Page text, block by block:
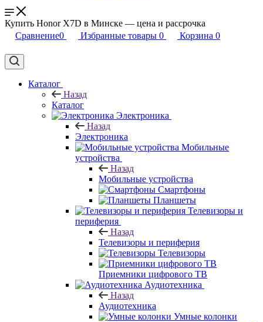
Купить Honor X7D в Минске — цена и рассрочка
Сравнение0 Избранные товары 0 Корзина 0
Каталог
Назад
Каталог
Электроника
Назад
Электроника
Мобильные
устройства
Назад
Мобильные устройства
Смартфоны
Планшеты
Телевизоры и
периферия
Назад
Телевизоры и периферия
Телевизоры
Приемники цифрового ТВ
Аудиотехника
Назад
Аудиотехника
Умные колонки